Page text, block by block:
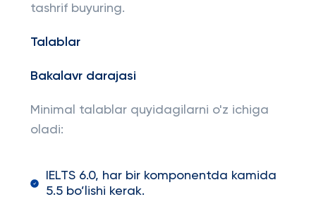
tashrif buyuring.
Talablar
Bakalavr darajasi
Minimal talablar quyidagilarni o'z ichiga
oladi:
IELTS 6.0, har bir komponentda kamida
5.5 bo’lishi kerak.